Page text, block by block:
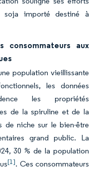
soja importé destiné à
consommateurs aux
population vieillissante
les données
les propriétés
de la spiruline et de la
de niche sur le bien-être
grand public. La
30 % de la population
[1]. Ces consommateurs